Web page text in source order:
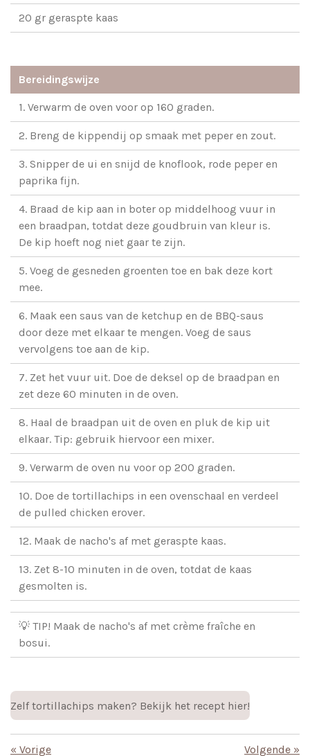
20 gr geraspte kaas
Bereidingswijze
1. Verwarm de oven voor op 160 graden.
2. Breng de kippendij op smaak met peper en zout.
3. Snipper de ui en snijd de knoflook, rode peper en
paprika fijn.
4. Braad de kip aan in boter op middelhoog vuur in
een braadpan, totdat deze goudbruin van kleur is.
De kip hoeft nog niet gaar te zijn.
5. Voeg de gesneden groenten toe en bak deze kort
mee.
6. Maak een saus van de ketchup en de BBQ-saus
door deze met elkaar te mengen. Voeg de saus
vervolgens toe aan de kip.
7. Zet het vuur uit. Doe de deksel op de braadpan en
zet deze 60 minuten in de oven.
8. Haal de braadpan uit de oven en pluk de kip uit
elkaar. Tip: gebruik hiervoor een mixer.
9. Verwarm de oven nu voor op 200 graden.
10. Doe de tortillachips in een ovenschaal en verdeel
de pulled chicken erover.
12. Maak de nacho's af met geraspte kaas.
13. Zet 8-10 minuten in de oven, totdat de kaas
gesmolten is.
💡 TIP! Maak de nacho's af met crème fraîche en
bosui.
Zelf tortillachips maken? Bekijk het recept hier!
« Vorige Volgende »